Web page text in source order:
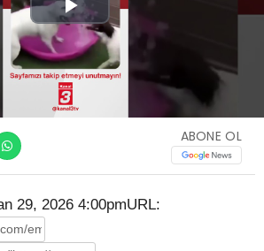
Play
Video
ABONE OL
29, 2026 4:00pmURL: